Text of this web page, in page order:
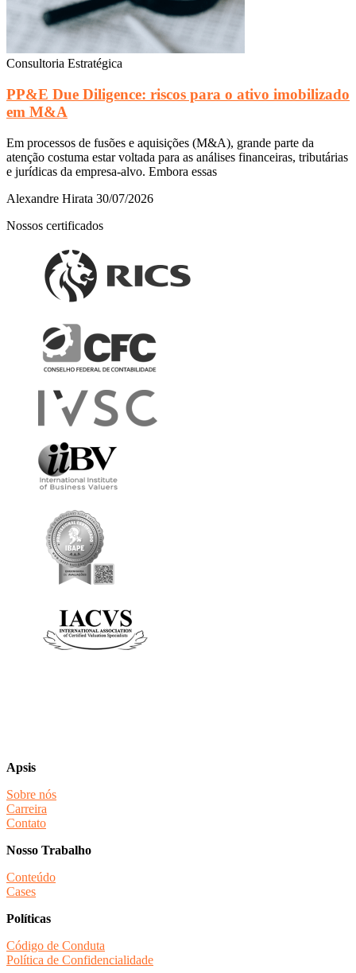
Consultoria Estratégica
PP&E Due Diligence: riscos para o ativo imobilizado
em M&A
Em processos de fusões e aquisições (M&A), grande parte da
atenção costuma estar voltada para as análises financeiras, tributárias
e jurídicas da empresa-alvo. Embora essas
Alexandre Hirata 30/07/2026
Nossos certificados
Apsis
Sobre nós
Carreira
Contato
Nosso Trabalho
Conteúdo
Cases
Políticas
Código de Conduta
Política de Confidencialidade